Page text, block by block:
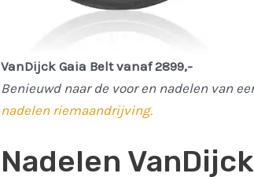
VanDijck Gaia Belt vanaf 2899,-
Benieuwd naar de voor en nadelen van
nadelen riemaandrijving.
Nadelen